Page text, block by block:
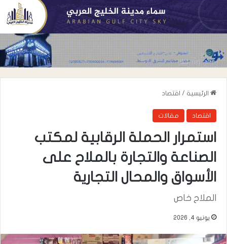
الرئيسية / اقتصاد
اقتصاد مقالات
استمرار الحملة الرقابية لمكتب
الصناعة والتجارة بالملاح على
الأسواق والمحال التجارية
الملاح خاص
يونيو 4, 2026